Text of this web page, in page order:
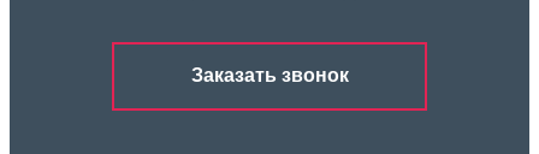
Заказать звонок